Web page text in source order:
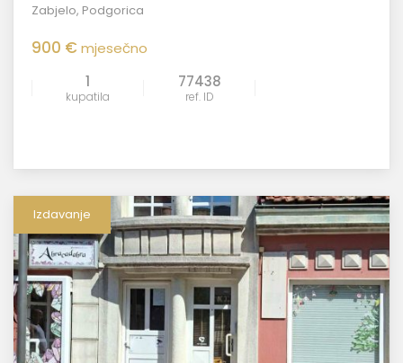
Zabjelo, Podgorica
900 €mjesečno
1
kupatila
77438
ref. ID
Izdavanje